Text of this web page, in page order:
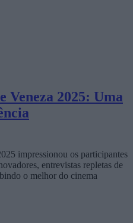
Veneza 2025: Uma
impressionou os participantes
entrevistas repletas de
o melhor do cinema